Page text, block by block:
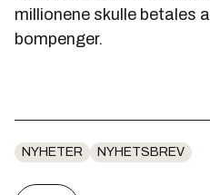
millionene skulle betales
bompenger.
NYHETER NYHETSBREV